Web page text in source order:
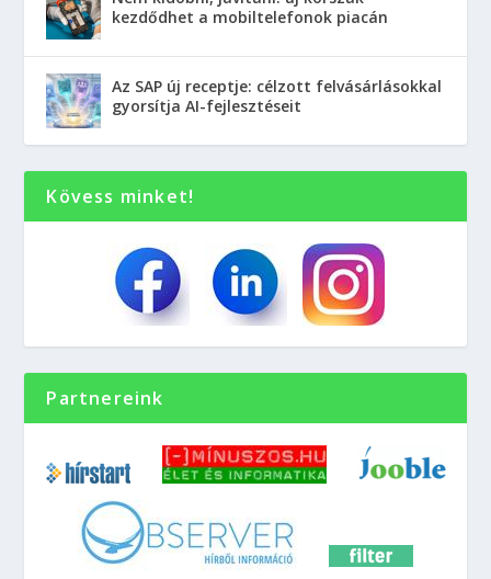
kezdődhet a mobiltelefonok piacán
Az SAP új receptje: célzott felvásárlásokkal
gyorsítja AI-fejlesztéseit
Kövess minket!
Partnereink